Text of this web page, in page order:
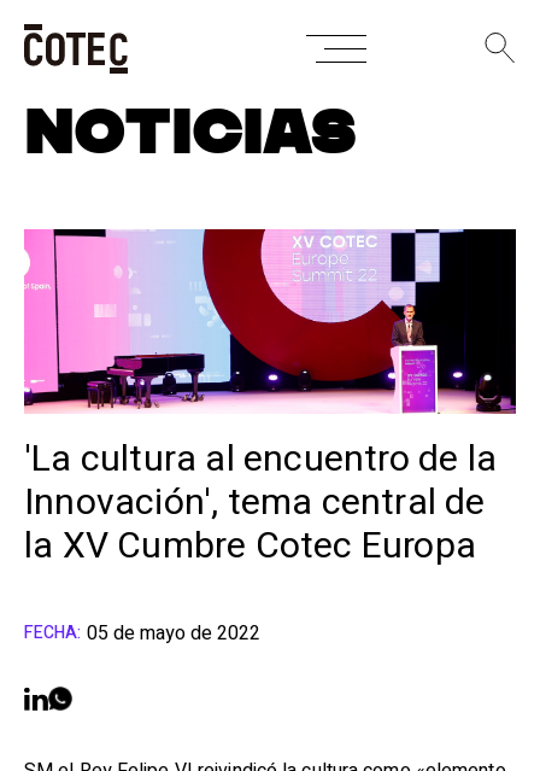
Skip
contentNOTICIAS
'La cultura al encuentro de la
Innovación', tema central de
la XV Cumbre Cotec Europa
FECHA: 05 de mayo de 2022